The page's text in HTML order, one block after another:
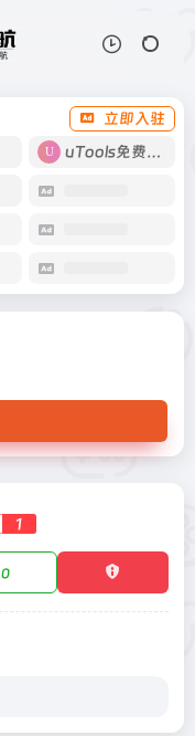
立即入驻
uTools免费工具箱
1
0